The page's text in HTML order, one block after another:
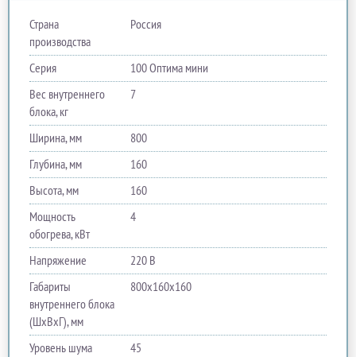
Страна
производства
Россия
Серия
100 Оптима мини
Вес внутреннего
блока, кг
7
Ширина, мм
800
Глубина, мм
160
Высота, мм
160
Мощность
обогрева, кВт
4
Напряжение
220 В
Габариты
внутреннего блока
(ШхВхГ), мм
800х160х160
Уровень шума
45